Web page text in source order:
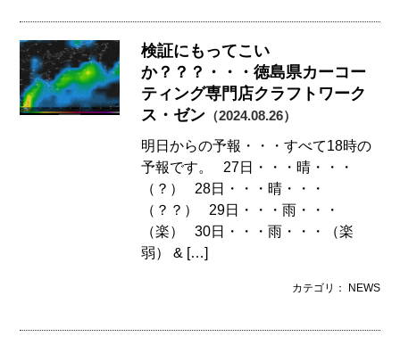
検証にもってこい
か？？？・・・徳島県カーコー
ティング専門店クラフトワーク
ス・ゼン （2024.08.26）
明日からの予報・・・すべて18時の
予報です。 27日・・・晴・・・
（？） 28日・・・晴・・・
（？？） 29日・・・雨・・・
（楽） 30日・・・雨・・・（楽
弱） & […]
カテゴリ： NEWS